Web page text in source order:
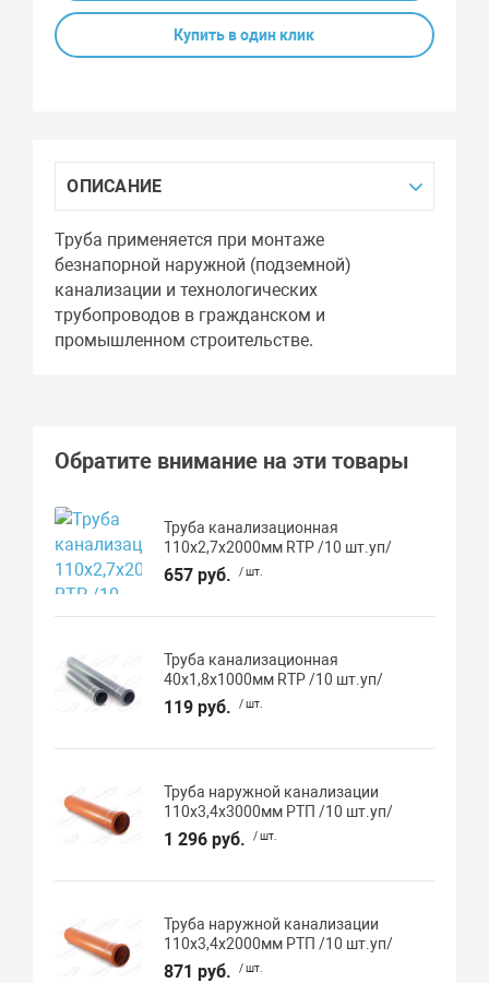
Купить в один клик
ОПИСАНИЕ
Труба применяется при монтаже
безнапорной наружной (подземной)
канализации и технологических
трубопроводов в гражданском и
промышленном строительстве.
Обратите внимание на эти товары
Труба канализационная
110х2,7х2000мм RTP /10 шт.уп/
657 руб. / шт.
Труба канализационная
40х1,8х1000мм RTP /10 шт.уп/
119 руб. / шт.
Труба наружной канализации
110х3,4х3000мм РТП /10 шт.уп/
1 296 руб. / шт.
Труба наружной канализации
110х3,4х2000мм РТП /10 шт.уп/
871 руб. / шт.